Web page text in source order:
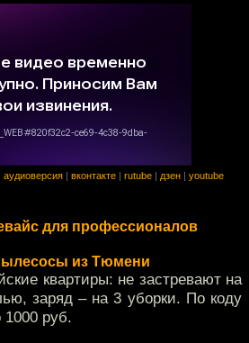
аудиоверсия вконтакте rutube дзен youtube
для профессионалов
из Тюмени
квартиры: не застревают на
заряд – на 3 уборки. По коду
1000 руб.